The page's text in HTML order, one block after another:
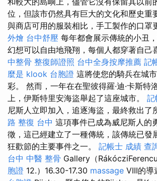
位，但該市仍然具有巨大的文化和歷史重
與商店可用的服裝相比，手工製作的口罩
外燴 台中舒壓 每年都會展示傳統的小丑
幻想可以自由地飛翔，每個人都穿著自己
中整骨 整復師證照 台中全身按摩推薦 記
麼是 klook 台胞證 這將使您的騎兵在城
彩。 然而，一年在在聖彼得羅·迪·卡斯特
上，伊斯特里安海盜舉起了這座城市。 記
尼斯人立即加入，追逐海盜，最終救出了
路 整復 台中 這項事件已成為威尼斯人的
徵，這已經建立了一種傳統，該傳統已發
狂歡節的主要事件之一。 記帳士 成績 查
台中 中醫 整骨 Gallery（
胞證 12.）16.30-17.30 massage VIII的導